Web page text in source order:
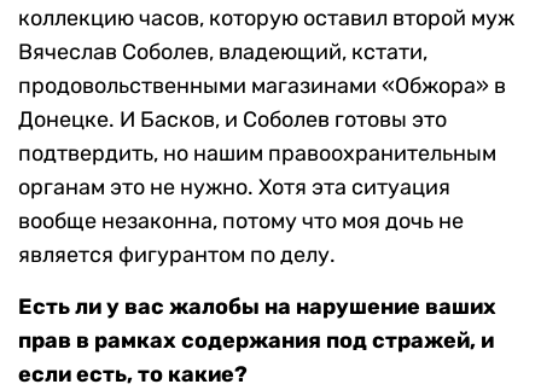
коллекцию часов, которую оставил второй муж
Вячеслав Соболев, владеющий, кстати,
продовольственными магазинами «Обжора» в
Донецке. И Басков, и Соболев готовы это
подтвердить, но нашим правоохранительным
органам это не нужно. Хотя эта ситуация
вообще незаконна, потому что моя дочь не
является фигурантом по делу.
Есть ли у вас жалобы на нарушение ваших
прав в рамках содержания под стражей, и
если есть, то какие?